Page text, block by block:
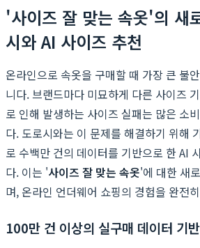
'사이즈 잘 맞는 속옷'의 새
시와 AI 사이즈 추천
온라인으로 속옷을 구매할 때 가장 큰 불
니다. 브랜드마다 미묘하게 다른 사이즈
로 인해 발생하는 사이즈 실패는 많은 소
다. 도로시와는 이 문제를 해결하기 위해
로 수백만 건의 데이터를 기반으로 한 AI
다. 이는 '사이즈 잘 맞는 속옷'에 대한 새
며, 온라인 언더웨어 쇼핑의 경험을 완전
100만 건 이상의 실구매 데이터 기